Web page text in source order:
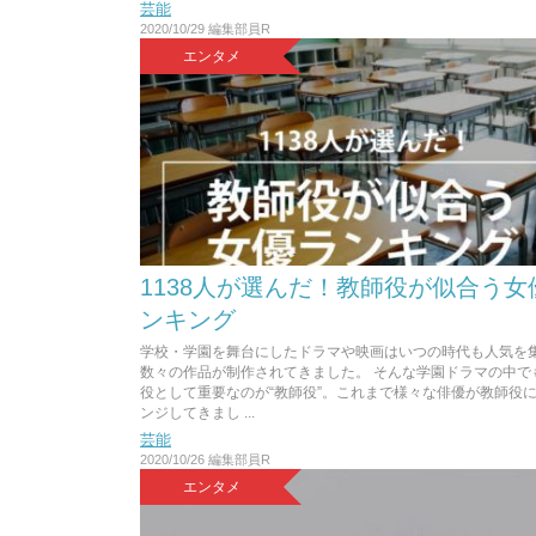
芸能
2020/10/29 編集部員R
エンタメ
1138人が選んだ！教師役が似合う女
ンキング
学校・学園を舞台にしたドラマや映画はいつの時代も人気を
数々の作品が制作されてきました。 そんな学園ドラマの中で
役として重要なのが“教師役”。これまで様々な俳優が教師役
ンジしてきまし ...
芸能
2020/10/26 編集部員R
エンタメ